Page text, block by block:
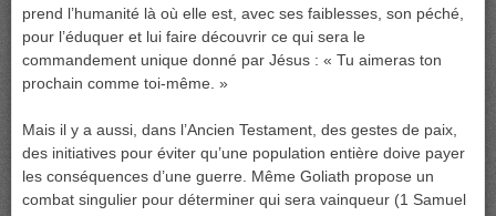
prend l’humanité là où elle est, avec ses faiblesses, son péché,
pour l’éduquer et lui faire découvrir ce qui sera le
commandement unique donné par Jésus : « Tu aimeras ton
prochain comme toi-même. »
Mais il y a aussi, dans l’Ancien Testament, des gestes de paix,
des initiatives pour éviter qu’une population entière doive payer
les conséquences d’une guerre. Même Goliath propose un
combat singulier pour déterminer qui sera vainqueur (1 Samuel